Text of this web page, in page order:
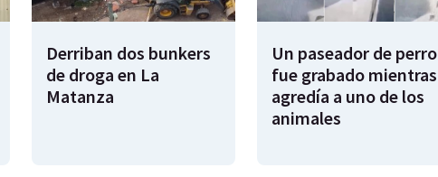
Derriban dos bunkers
de droga en La
Matanza
Un paseador de perro
fue grabado mientras
agredía a uno de los
animales